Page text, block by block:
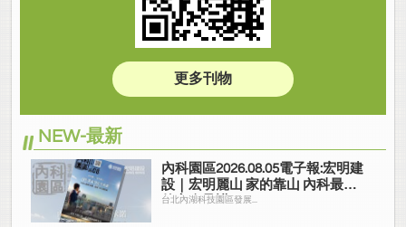
更多刊物
NEW-最新
內科園區2026.08.05電子報:宏明建
設｜宏明麗山 家的靠山 內科最高
的安全承諾
台北內湖科技園區發展...